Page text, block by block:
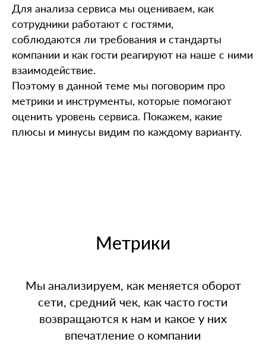
Для анализа сервиса мы оцениваем, как
сотрудники работают с гостями,
соблюдаются ли требования и стандарты
компании и как гости реагируют на наше с ними
взаимодействие.
Поэтому в данной теме мы поговорим про
метрики и инструменты, которые помогают
оценить уровень сервиса. Покажем, какие
плюсы и минусы видим по каждому варианту.
Метрики
Мы анализируем, как меняется оборот
сети, средний чек, как часто гости
возвращаются к нам и какое у них
впечатление о компании